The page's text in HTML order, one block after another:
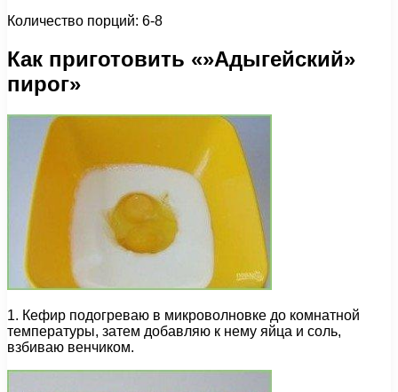
Количество порций: 6-8
Как приготовить «»Адыгейский»
пирог»
1. Кефир подогреваю в микроволновке до комнатной
температуры, затем добавляю к нему яйца и соль,
взбиваю венчиком.